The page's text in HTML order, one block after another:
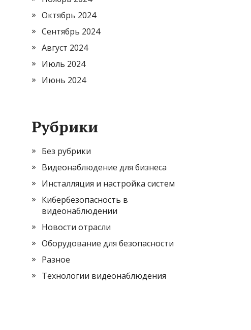
Октябрь 2024
Сентябрь 2024
Август 2024
Июль 2024
Июнь 2024
Рубрики
Без рубрики
Видеонаблюдение для бизнеса
Инсталляция и настройка систем
Кибербезопасность в
видеонаблюдении
Новости отрасли
Оборудование для безопасности
Разное
Технологии видеонаблюдения